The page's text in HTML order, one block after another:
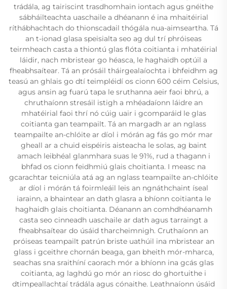
trádála, ag tairiscint trasdhomhain iontach agus gnéithe
sábháilteachta uaschaile a dhéanann é ina mhaitéirial
ríthábhachtach do thionscadail thógála nua-aimseartha. Tá
an t-ionad glasa speisialta seo ag dul trí phróiseas
teirmheach casta a thiontú glas flóta coitianta i mhatéirial
láidir, nach mbristear go héasca, le haghaidh optúil a
fheabhsaítear. Tá an prósáil tháirgealaíochta i bhfeidhm ag
teasú an ghlais go dtí teimpléidí os cionn 600 céim Celsius,
agus ansin ag fuarú tapa le sruthanna aeir faoi bhrú, a
chruthaíonn stresáil istigh a mhéadaíonn láidre an
mhatéirial faoi thrí nó cúig uair i gcomparáid le glas
coitianta gan teampailt. Tá an margadh ar an nglass
teampailte an-chlóite ar díol i mórán ag fás go mór mar
gheall ar a chuid eispéiris aisteacha le solas, ag baint
amach leibhéal glanmhara suas le 91%, rud a thagann i
bhfad os cionn feidhmiú glais choitianta. I measc na
gcarachtar teicniúla atá ag an nglass teampailte an-chlóite
ar díol i mórán tá foirmleáil leis an ngnáthchaint íseal
iarainn, a bhaintear an dath glasra a bhíonn coitianta le
haghaidh glais choitianta. Déanann an comhdhéanamh
casta seo cinneadh uaschaile ar dath agus tarraingt a
fheabhsaítear do úsáid tharcheimnigh. Cruthaíonn an
próiseas teampailt patrún briste uathúil ina mbristear an
glass i gceithre chornán beaga, gan bheith mór-mharca,
seachas sna sraithíní caorach mór a bhíonn ina gcás glas
coitianta, ag laghdú go mór an riosc do ghortuithe i
dtimpeallachtaí trádála agus cónaithe. Leathnaíonn úsáid